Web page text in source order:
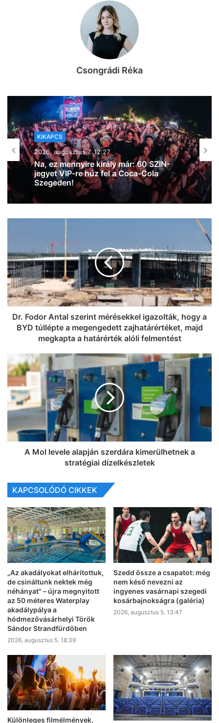
Csongrádi Réka
KIKAPCS
2026, augusztus 7. 11:53
Szeged365 Kikapcs: fergeteges bulik,
borkóstoló, Wicked Week, oldtimerek az
Árkádban, kosárbajnokság és
egészségnap – mutatjuk a hétvége
legextrább programjait a Napfény
Városában!
Dr. Fodor Antal szerint mérésekkel igazolták, hogy a
BYD túllépte a megengedett zajhatárértéket, majd
megkapta a határérték alóli felmentést
A Mol levele alapján szerdára kimerülhetnek a
stratégiai dízelkészletek
KAPCSOLÓDÓ CIKKEK
„Az akadályokat elhárítottuk,
de csináltunk nektek még
néhányat” – újra megnyitott
az 50 méteres Waterplay
akadálypálya a
hódmezővásárhelyi Török
Sándor Strandfürdőben
2026, augusztus 5. 18:39
Szedd össze a csapatot: még
nem késő nevezni az
ingyenes vasárnapi szegedi
kosárbajnokságra (galéria)
2026, augusztus 5. 13:47
Különleges filmélmények,